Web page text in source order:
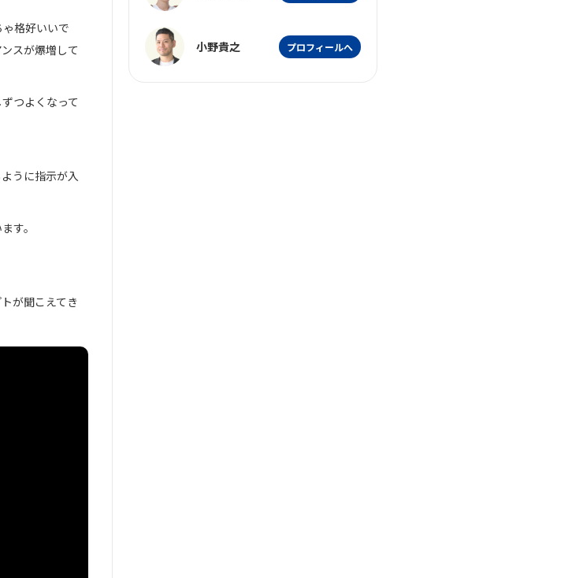
格好いいで
スが爆増して
つよくなって
うに指示が入
す。
が聞こえてき
小野貴之 プロフィールへ